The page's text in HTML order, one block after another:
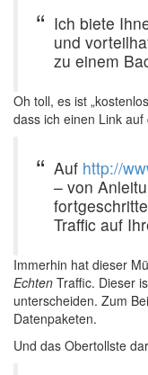
Ich biete
und
zu einem
Oh toll, es ist
dass ich einen Link
Auf http://
– von
Traffic auf
Immerhin hat dieser
Echten Traffic. Dieser
unterscheiden. Zum
Datenpaketen.
Und das Obertollste